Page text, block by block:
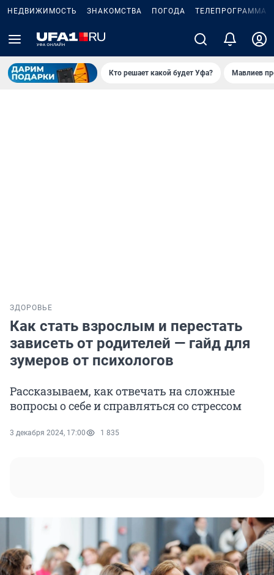
НЕДВИЖИМОСТЬ ЗНАКОМСТВА ПОГОДА ТЕЛЕПРОГРАММА
Кто решает какой будет Уфа? Мавлиев
ЗДОРОВЬЕ
Как стать взрослым и перестать
зависеть от родителей — гайд для
зумеров от психологов
Рассказываем, как отвечать на сложные
вопросы о себе и справляться со стрессом
3 декабря 2024, 17:00 1 835